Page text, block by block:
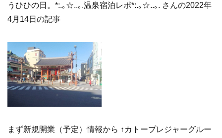
うひひの日。*:.｡☆..｡.温泉宿泊レポ*:.｡☆..｡. さんの2022年
4月14日の記事
まず新規開業（予定）情報から ↑カトープレジャーグルー